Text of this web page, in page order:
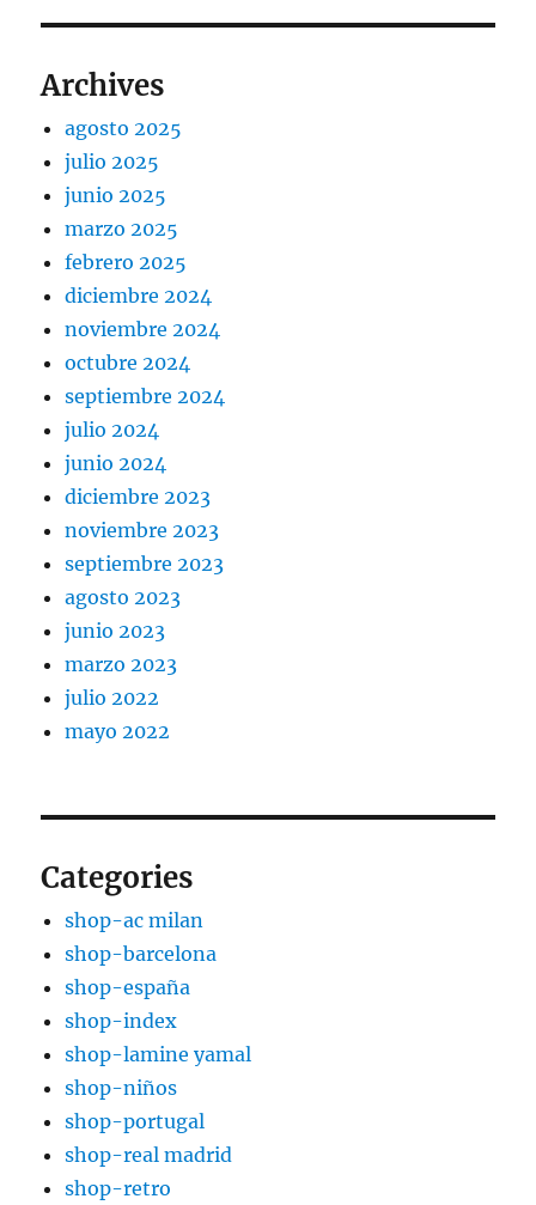
Archives
agosto 2025
julio 2025
junio 2025
marzo 2025
febrero 2025
diciembre 2024
noviembre 2024
octubre 2024
septiembre 2024
julio 2024
junio 2024
diciembre 2023
noviembre 2023
septiembre 2023
agosto 2023
junio 2023
marzo 2023
julio 2022
mayo 2022
Categories
shop-ac milan
shop-barcelona
shop-españa
shop-index
shop-lamine yamal
shop-niños
shop-portugal
shop-real madrid
shop-retro